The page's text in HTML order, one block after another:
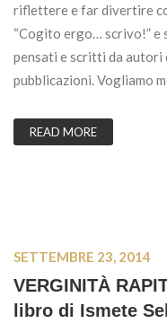
riflettere e far divertire
“Cogito ergo… scrivo!”
pensati e scritti da autori
pubblicazioni. Vogliamo
READ MORE
SETTEMBRE 23, 2014
VERGINITÀ
libro di Ismete